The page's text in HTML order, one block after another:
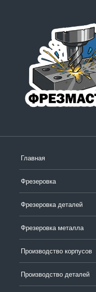
Главная
Фрезеровка
Фрезеровка деталей
Фрезеровка металла
Производство корпусов
Производство деталей